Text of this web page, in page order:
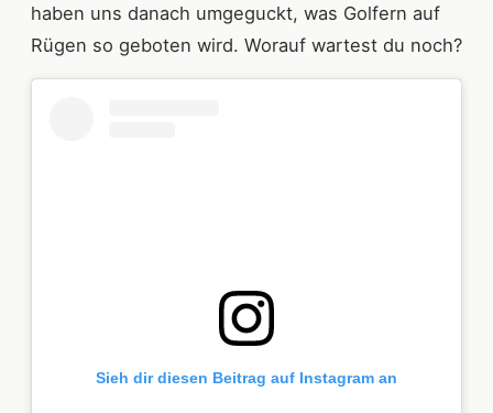
haben uns danach umgeguckt, was Golfern auf
Rügen so geboten wird. Worauf wartest du noch?
Sieh dir diesen Beitrag auf Instagram an